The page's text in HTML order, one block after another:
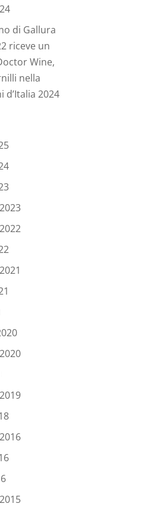
di Gallura
riceve un
Wine,
nella
d’Italia 2024